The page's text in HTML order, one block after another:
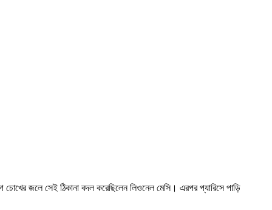
জলে সেই ঠিকানা বদল করেছিলেন লিওনেল মেসি। এরপর প্যারিসে পাড়ি